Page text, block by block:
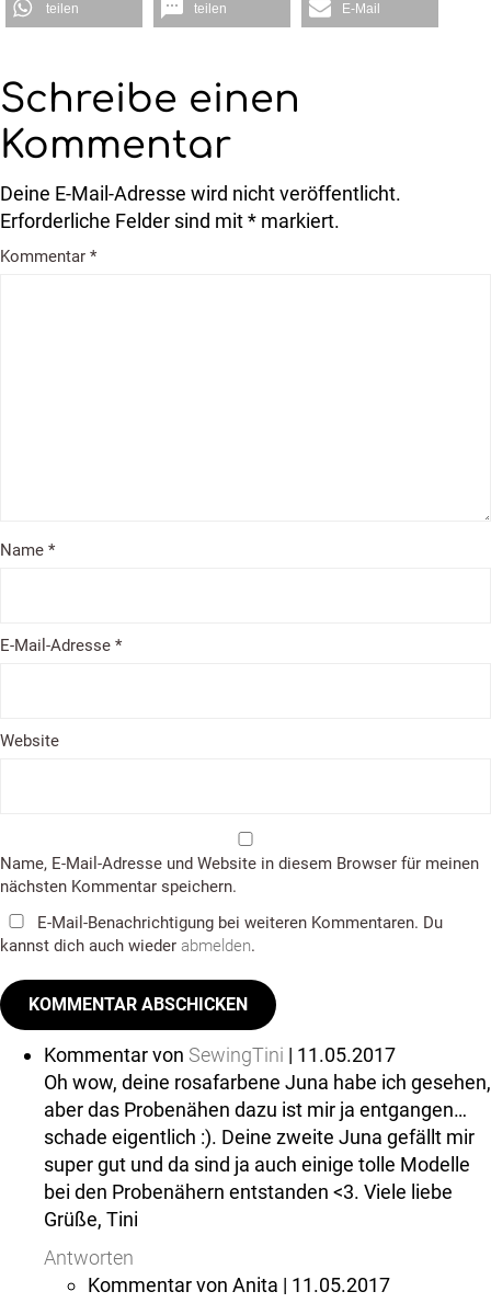
teilen teilen E-Mail
Schreibe einen
Kommentar
Deine E-Mail-Adresse wird nicht veröffentlicht.
Erforderliche Felder sind mit * markiert.
Kommentar *
Name *
E-Mail-Adresse *
Website
Name, E-Mail-Adresse und Website in diesem Browser für meinen
nächsten Kommentar speichern.
E-Mail-Benachrichtigung bei weiteren Kommentaren. Du
kannst dich auch wieder abmelden.
Kommentar von SewingTini | 11.05.2017
Oh wow, deine rosafarbene Juna habe ich gesehen,
aber das Probenähen dazu ist mir ja entgangen…
schade eigentlich :). Deine zweite Juna gefällt mir
super gut und da sind ja auch einige tolle Modelle
bei den Probenähern entstanden <3. Viele liebe
Grüße, Tini
Antworten
Kommentar von Anita | 11.05.2017